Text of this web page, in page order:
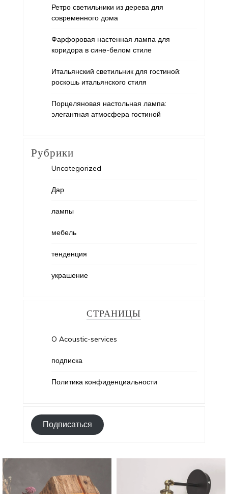
Ретро светильники из дерева для
современного дома
Фарфоровая настенная лампа для
коридора в сине-белом стиле
Итальянский светильник для гостиной:
роскошь итальянского стиля
Порцеляновая настольная лампа:
элегантная атмосфера гостиной
Рубрики
Uncategorized
Дар
лампы
мебель
тенденция
украшение
СТРАНИЦЫ
O Acoustic-services
подписка
Политика конфиденциальности
Подписаться